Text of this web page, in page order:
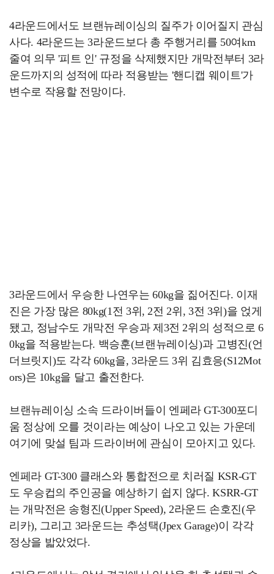
4라운드에서도 브랜뉴레이싱의 질주가 이어질지 관심
사다. 4라운드는 3라운드보다 총 주행거리를 50여km
줄여 의무 '피트 인' 규정을 삭제했지만 개막전부터 3라
운드까지의 성적에 따라 적용받는 '핸디캡 웨이트'가
변수로 작용할 전망이다.
3라운드에서 우승한 나연우는 60kg을 짊어진다. 이재
진은 가장 많은 80kg(1전 3위, 2전 2위, 3전 3위)을 얹게
됐고, 정남수도 개막전 우승과 제3전 2위의 성적으로 6
0kg을 적용받는다. 백승훈(브랜뉴레이싱)과 고병진(언
더브릿지)도 각각 60kg을, 3라운드 3위 김효응(S12Mot
ors)은 10kg을 달고 출전한다.
브랜뉴레이싱 소속 드라이버들이 엔페라 GT-300포디
움 정상에 오를 것이라는 예상이 나오고 있는 가운데
여기에 맞설 팀과 드라이버에 관심이 모아지고 있다.
엔페라 GT-300 클래스와 통합전으로 치러질 KSR-GT
도 우승컵의 주인공을 예상하기 쉽지 않다. KSRR-GT
는 개막전은 송형진(Upper Speed), 2라운드 손호진(우
리카), 그리고 3라운드는 추성택(Jpex Garage)이 각각
정상을 밟았었다.